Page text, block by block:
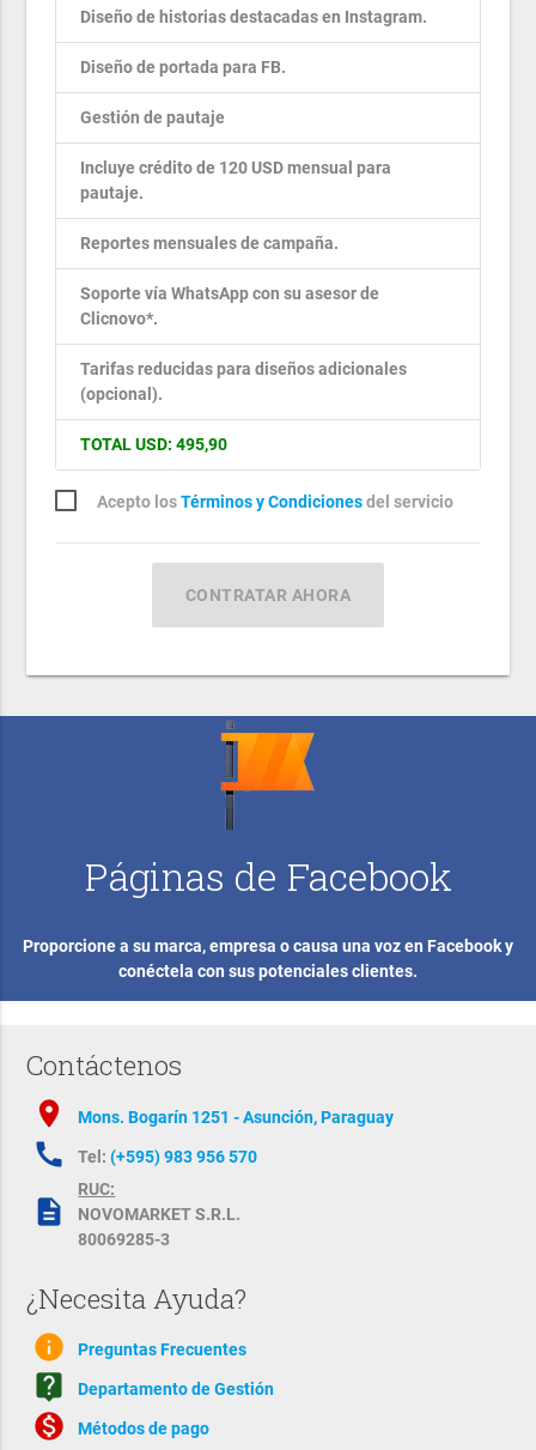
Diseño de historias destacadas en Instagram.
Diseño de portada para FB.
Gestión de pautaje
Incluye crédito de 120 USD mensual para
pautaje.
Reportes mensuales de campaña.
Soporte vía WhatsApp con su asesor de
Clicnovo*.
Tarifas reducidas para diseños adicionales
(opcional).
TOTAL USD: 495,90
Acepto losTérminos y Condicionesdel servicio
CONTRATAR AHORA
Páginas de Facebook
Proporcione a su marca, empresa o causa una voz en Facebook y
conéctela con sus potenciales clientes.
Contáctenos
location_on Mons. Bogarín 1251 - Asunción, Paraguay
call Tel:(+595) 983 956 570
description
RUC:
NOVOMARKET S.R.L.
80069285-3
¿Necesita Ayuda?
info Preguntas Frecuentes
live_help Departamento de Gestión
monetization_on Métodos de pago